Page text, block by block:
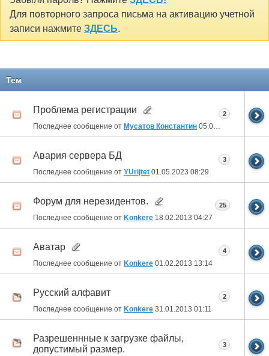
Для повторного запроса письма на активацию учетной
записи нажмите ЗДЕСЬ.
Тем
Проблема регистрации
Последнее сообщение от Мусатов Константин 05.02.2025 22:26
2
Авария сервера БД
Последнее сообщение от YUrijtet 01.05.2023 08:29
3
Форум для нерезидентов.
Последнее сообщение от Konkere 18.02.2013 04:27
25
Аватар
Последнее сообщение от Konkere 01.02.2013 13:14
4
Русский алфавит
Последнее сообщение от Konkere 31.01.2013 01:11
2
Разрешеннные к загрузке файлы,
допустимый размер.
3